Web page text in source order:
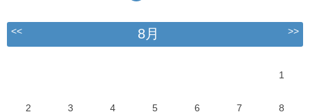
<< 8月 >>
1
2 3 4 5 6 7 8